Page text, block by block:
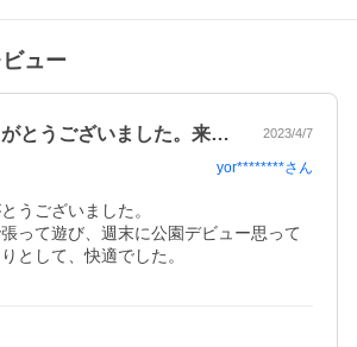
ュー
素早い対応ありがとうございました。来た… 2023/4/7
yor********さん
うございました。
って遊び、週末に公園デビュー思って
として、快適でした。